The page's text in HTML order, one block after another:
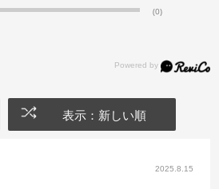
(0)
表示：新しい順
2025.8.15